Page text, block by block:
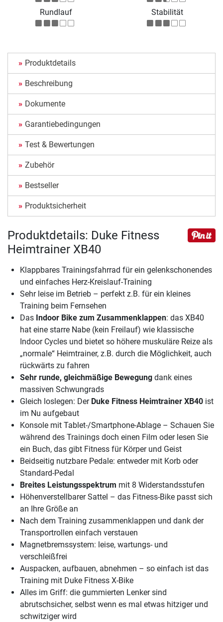
Rundlauf Stabilität
Produktdetails
Beschreibung
Dokumente
Garantiebedingungen
Test & Bewertungen
Zubehör
Bestseller
Produktsicherheit
Produktdetails: Duke Fitness
Heimtrainer XB40
Klappbares Trainingsfahrrad für ein gelenkschonendes
und einfaches Herz-Kreislauf-Training
Sehr leise im Betrieb – perfekt z.B. für ein kleines
Training beim Fernsehen
Das Indoor Bike zum Zusammenklappen: das XB40
hat eine starre Nabe (kein Freilauf) wie klassische
Indoor Cycles und bietet so höhere muskuläre Reize als
„normale“ Heimtrainer, z.B. durch die Möglichkeit, auch
rückwärts zu fahren
Sehr runde, gleichmäßige Bewegung dank eines
massiven Schwungrads
Gleich loslegen: Der Duke Fitness Heimtrainer XB40 ist
im Nu aufgebaut
Konsole mit Tablet-/Smartphone-Ablage – Schauen Sie
während des Trainings doch einen Film oder lesen Sie
ein Buch, das gibt Fitness für Körper und Geist
Beidseitig nutzbare Pedale: entweder mit Korb oder
Standard-Pedal
Breites Leistungsspektrum mit 8 Widerstandsstufen
Höhenverstellbarer Sattel – das Fitness-Bike passt sich
an Ihre Größe an
Nach dem Training zusammenklappen und dank der
Transportrollen einfach verstauen
Magnetbremssystem: leise, wartungs- und
verschleißfrei
Auspacken, aufbauen, abnehmen – so einfach ist das
Training mit Duke Fitness X-Bike
Alles im Griff: die gummierten Lenker sind
abrutschsicher, selbst wenn es mal etwas hitziger und
schwitziger wird